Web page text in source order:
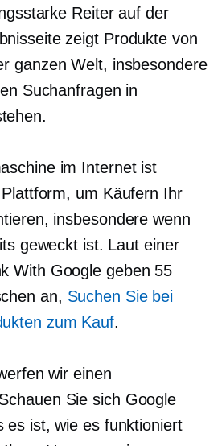
Reiter auf der
zeigt Produkte von
ganzen Welt, insbesondere
Suchanfragen in
im Internet ist
um Käufern Ihr
insbesondere wenn
geweckt ist. Laut einer
With Google geben 55
an, Suchen Sie bei
zum Kauf.
wir einen
Sie sich Google
es ist, wie es funktioniert